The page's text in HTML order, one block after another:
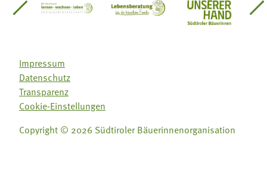
Südtirol
Gärtnervereinigung
Sozialgenossenschaft Mit Bäuerinnen lernen -
Lebensberatung für dieAus unserer
Impressum
Datenschutz
Transparenz
Cookie-Einstellungen
Copyright © 2026 Südtiroler Bäuerinnenorganisation